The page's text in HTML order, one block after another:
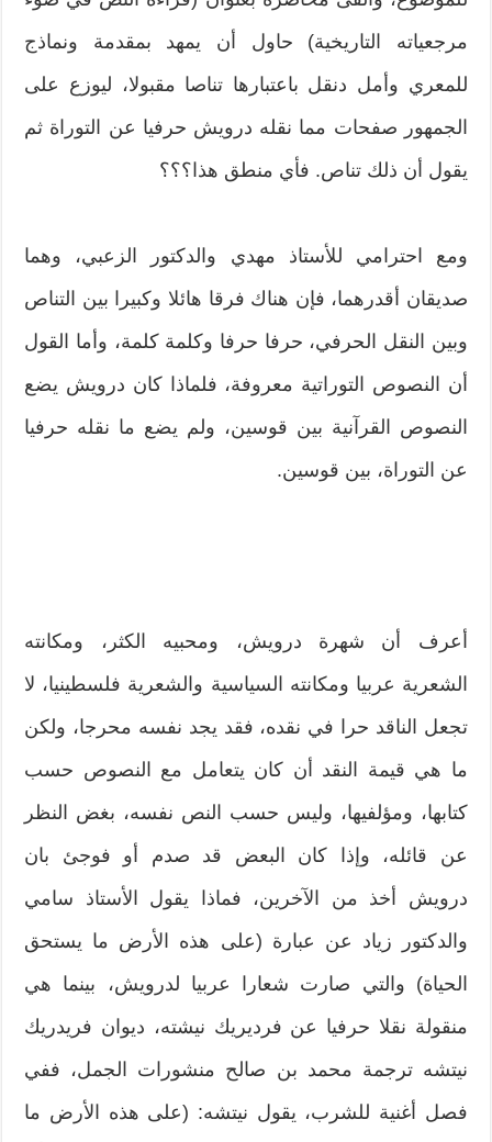
مرجعياته التاريخية) حاول أن يمهد بمقدمة ونماذج
للمعري وأمل دنقل باعتبارها تناصا مقبولا، ليوزع على
الجمهور صفحات مما نقله درويش حرفيا عن التوراة ثم
يقول أن ذلك تناص. فأي منطق هذا؟؟؟
ومع احترامي للأستاذ مهدي والدكتور الزعبي، وهما
صديقان أقدرهما، فإن هناك فرقا هائلا وكبيرا بين التناص
وبين النقل الحرفي، حرفا حرفا وكلمة كلمة، وأما القول
أن النصوص التوراتية معروفة، فلماذا كان درويش يضع
النصوص القرآنية بين قوسين، ولم يضع ما نقله حرفيا
عن التوراة، بين قوسين.
أعرف أن شهرة درويش، ومحبيه الكثر، ومكانته
الشعرية عربيا ومكانته السياسية والشعرية فلسطينيا، لا
تجعل الناقد حرا في نقده، فقد يجد نفسه محرجا، ولكن
ما هي قيمة النقد أن كان يتعامل مع النصوص حسب
كتابها، ومؤلفيها، وليس حسب النص نفسه، بغض النظر
عن قائله، وإذا كان البعض قد صدم أو فوجئ بان
درويش أخذ من الآخرين، فماذا يقول الأستاذ سامي
والدكتور زياد عن عبارة (على هذه الأرض ما يستحق
الحياة) والتي صارت شعارا عربيا لدرويش، بينما هي
منقولة نقلا حرفيا عن فرديريك نيشته، ديوان فريدريك
نيتشه ترجمة محمد بن صالح منشورات الجمل، ففي
فصل أغنية للشرب، يقول نيتشه: (على هذه الأرض ما